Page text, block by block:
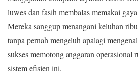
luwes dan fasih membalas memakai
Mereka sanggup menangani keluhan
tanpa pernah mengeluh apalagi
sukses memotong anggaran operasional
sistem efisien ini.